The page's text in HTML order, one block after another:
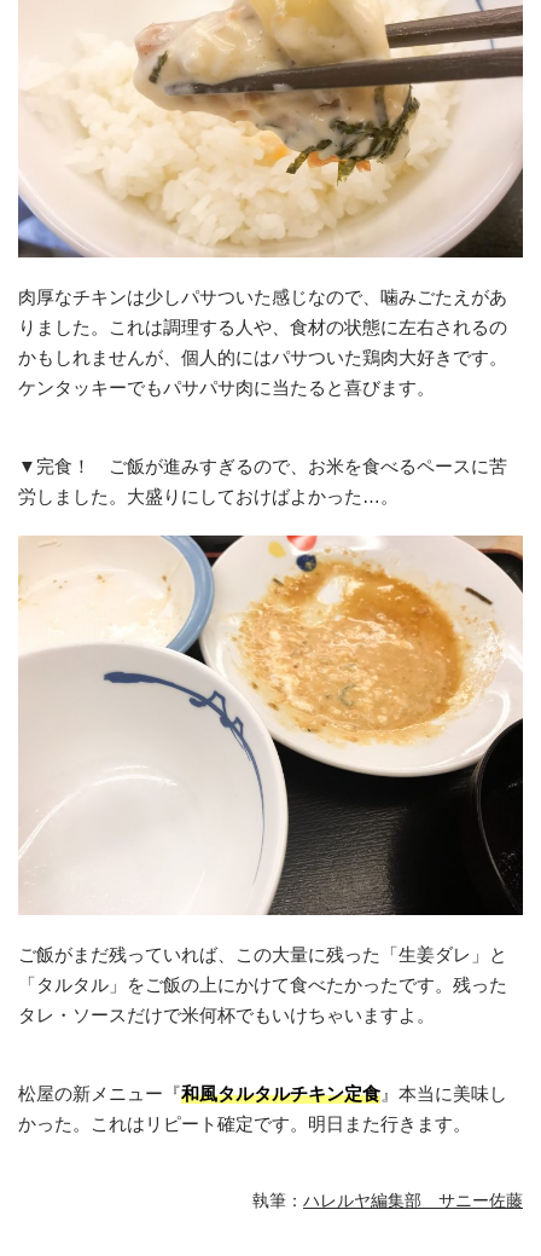
肉厚なチキンは少しパサついた感じなので、噛みごたえがあ
りました。これは調理する人や、食材の状態に左右されるの
かもしれませんが、個人的にはパサついた鶏肉大好きです。
ケンタッキーでもパサパサ肉に当たると喜びます。
▼完食！ ご飯が進みすぎるので、お米を食べるペースに苦
労しました。大盛りにしておけばよかった…。
ご飯がまだ残っていれば、この大量に残った「生姜ダレ」と
「タルタル」をご飯の上にかけて食べたかったです。残った
タレ・ソースだけで米何杯でもいけちゃいますよ。
松屋の新メニュー『和風タルタルチキン定食 』本当に美味し
かった。これはリピート確定です。明日また行きます。
執筆： ハレルヤ編集部 サニー佐藤